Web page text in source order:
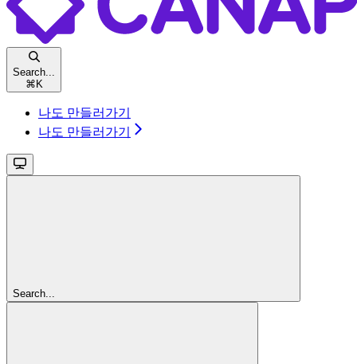
Search...
⌘ K
나도 만들러가기
나도 만들러가기
Search...